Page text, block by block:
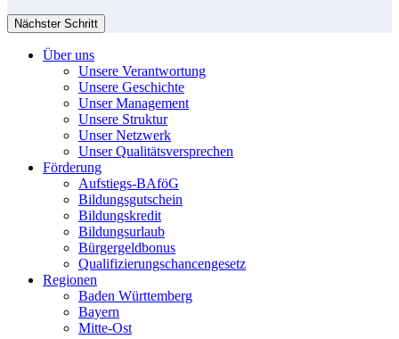
Nächster Schritt
Über uns
Unsere Verantwortung
Unsere Geschichte
Unser Management
Unsere Struktur
Unser Netzwerk
Unser Qualitätsversprechen
Förderung
Aufstiegs-BAföG
Bildungsgutschein
Bildungskredit
Bildungsurlaub
Bürgergeldbonus
Qualifizierungschancengesetz
Regionen
Baden Württemberg
Bayern
Mitte-Ost